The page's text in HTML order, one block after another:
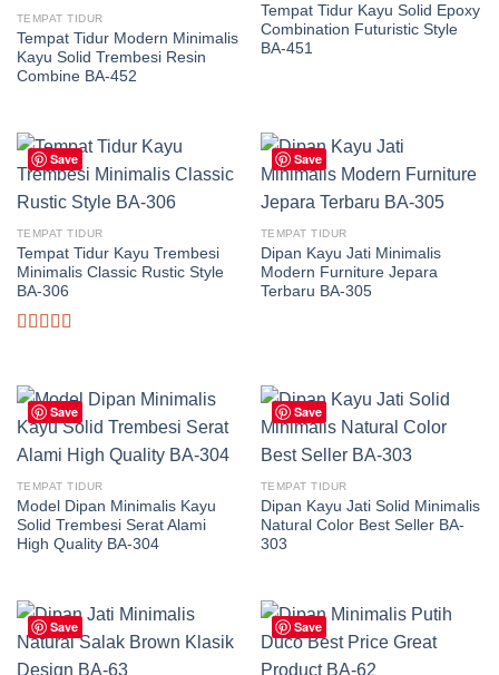
TEMPAT TIDUR
Tempat Tidur Modern Minimalis
Kayu Solid Trembesi Resin
Combine BA-452
Tempat Tidur Kayu Solid Epoxy
Combination Futuristic Style
BA-451
Save
TEMPAT TIDUR
Tempat Tidur Kayu Trembesi
Minimalis Classic Rustic Style
BA-306
Save
TEMPAT TIDUR
Dipan Kayu Jati Minimalis
Modern Furniture Jepara
Terbaru BA-305
Save
TEMPAT TIDUR
Model Dipan Minimalis Kayu
Solid Trembesi Serat Alami
High Quality BA-304
Save
TEMPAT TIDUR
Dipan Kayu Jati Solid Minimalis
Natural Color Best Seller BA-
303
Save Save